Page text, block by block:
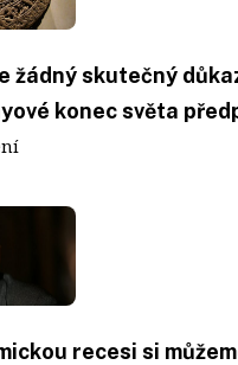
žádný skutečný
konec světa
recesi si